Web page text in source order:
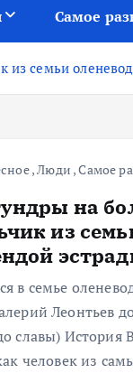
Самое
семьи
,Люди ,Самое
на
из
в семье
Леонтьев
славы) История
человек из